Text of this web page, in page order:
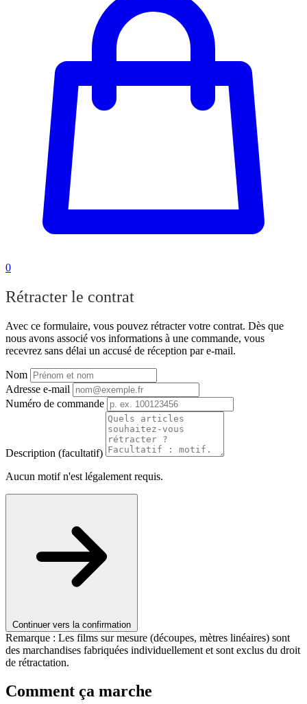
0
Rétracter le contrat
Avec ce formulaire, vous pouvez rétracter votre contrat. Dès que
nous avons associé vos informations à une commande, vous
recevrez sans délai un accusé de réception par e-mail.
Nom
Adresse e-mail
Numéro de commande
Description (facultatif)
Aucun motif n'est légalement requis.
Continuer vers la confirmation
Remarque : Les films sur mesure (découpes, mètres linéaires) sont
des marchandises fabriquées individuellement et sont exclus du droit
de rétractation.
Comment ça marche